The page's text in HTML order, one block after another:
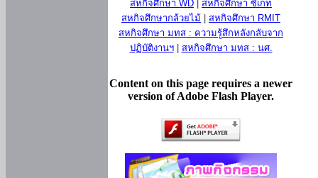
สหกิจศึกษา WD
สหกิจศึกษา ซีเกท
สหกิจศึกษากล้วยไม้
สหกิจศึกษา RMIT
สหกิจศึกษา มทส : ความรู้สึกหลังกลับจาก
ปฏิบัติงานฯ| สหกิจศึกษา มทส : นศ.
Content on this page requires a newer
version of Adobe Flash Player.